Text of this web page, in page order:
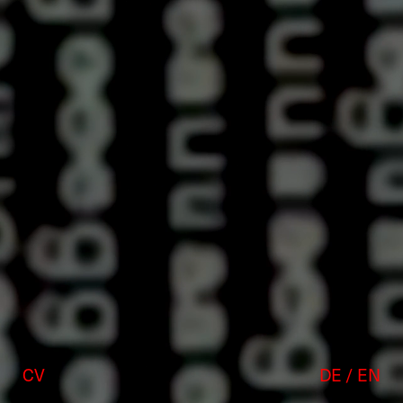
CV DE / EN